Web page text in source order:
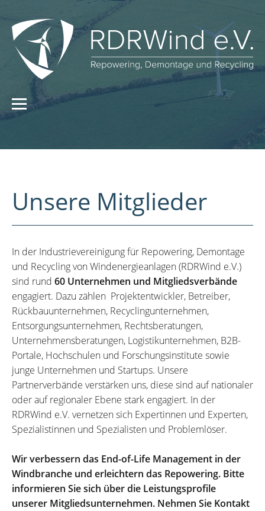
Unsere Mitglieder
In der Industrievereinigung für Repowering, Demontage
und Recycling von Windenergieanlagen (RDRWind e.V.)
sind rund 60 Unternehmen und Mitgliedsverbände
engagiert. Dazu zählen Projektentwickler, Betreiber,
Rückbauunternehmen, Recyclingunternehmen,
Entsorgungsunternehmen, Rechtsberatungen,
Unternehmensberatungen, Logistikunternehmen, B2B-
Portale, Hochschulen und Forschungsinstitute sowie
junge Unternehmen und Startups. Unsere
Partnerverbände verstärken uns, diese sind auf nationaler
oder auf regionaler Ebene stark engagiert. In der
RDRWind e.V. vernetzen sich Expertinnen und Experten,
Spezialistinnen und Spezialisten und Problemlöser.
Wir verbessern das End-of-Life Management in der
Windbranche und erleichtern das Repowering. Bitte
informieren Sie sich über die Leistungsprofile
unserer Mitgliedsunternehmen. Nehmen Sie Kontakt